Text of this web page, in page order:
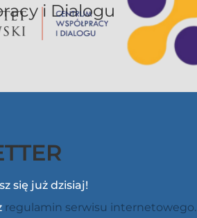
Współpracy i Dialogu
się już dzisiaj!
regulamin serwisu internetowego.